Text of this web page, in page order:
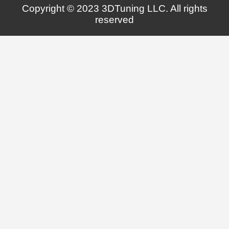
Copyright © 2023 3DTuning LLC. All rights
reserved